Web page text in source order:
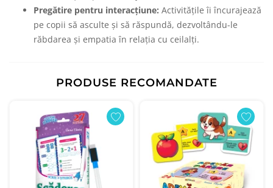
Pregătire pentru interacțiune: Activitățile îi încurajează
pe copii să asculte și să răspundă, dezvoltându-le
răbdarea și empatia în relația cu ceilalți.
PRODUSE RECOMANDATE